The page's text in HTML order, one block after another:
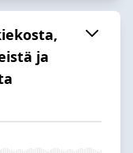
ja